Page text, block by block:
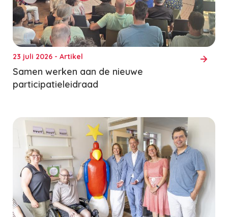
23 juli 2026 - Artikel
Samen werken aan de nieuwe
participatieleidraad